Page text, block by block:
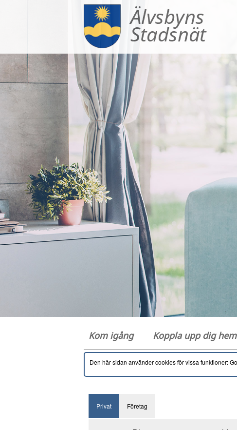
Kom igång Koppla upp dig
Den här sidan använder cookies för vissa funktioner:
Privat Företag